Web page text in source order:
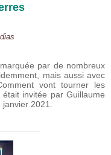
par de nombreux
mais aussi avec
vont tourner les
invitée par Guillaume
2021.